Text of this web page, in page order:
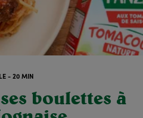
- 20 MIN
boulettes à